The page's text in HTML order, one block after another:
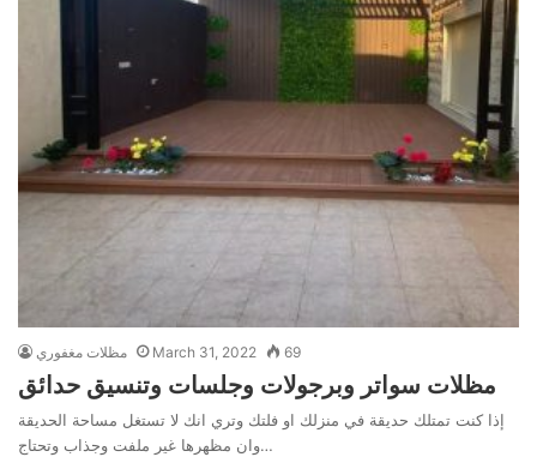
مظلات مغفوري March 31, 2022 69
مظلات سواتر وبرجولات وجلسات وتنسيق حدائق
إذا كنت تمتلك حديقة في منزلك او فلتك وتري انك لا تستغل مساحة الحديقة
وان مظهرها غير ملفت وجذاب وتحتاج…